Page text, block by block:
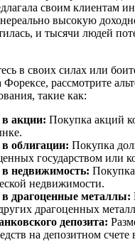
своим клиентам
высокую
и тысячи людей
в своих силах или
рассмотрите
такие как:
акции: Покупка акций
облигации: Покупка
государством или
недвижимость:
недвижимости.
драгоценные металлы:
драгоценных
депозита:
на депозитном счете